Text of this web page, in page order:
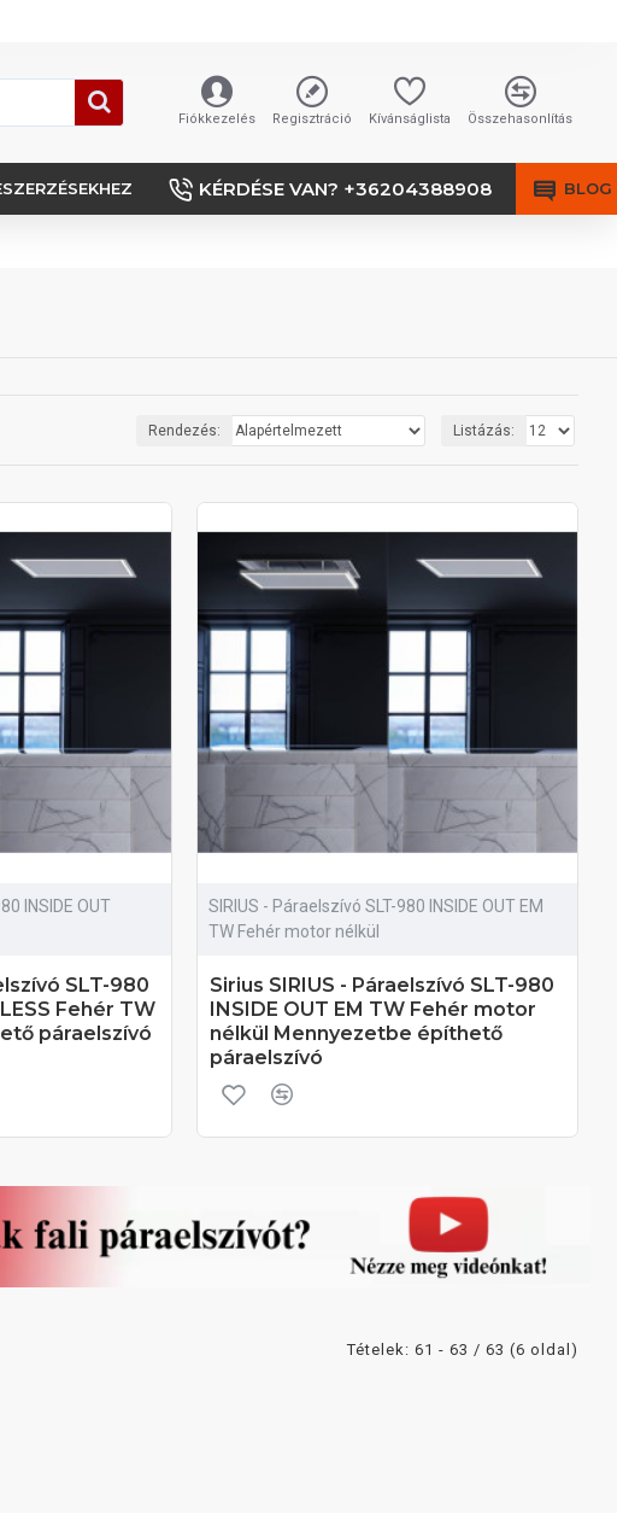
Fiókkezelés Regisztráció Kívánságlista Összehasonlítás
KÉRDÉSE VAN? +36204388908 BLOG
Rendezés: Listázás:
INSIDE OUT
SLT-980
Fehér TW
páraelszívó
SIRIUS - Páraelszívó SLT-980 INSIDE OUT EM
TW Fehér motor nélkül
Sirius SIRIUS - Páraelszívó SLT-980
INSIDE OUT EM TW Fehér motor
nélkül Mennyezetbe építhető
páraelszívó
Tételek: 61 - 63 / 63 (6 oldal)